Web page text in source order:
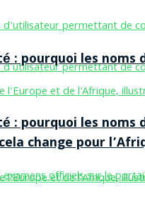
: pourquoi les
: pourquoi les
change pour